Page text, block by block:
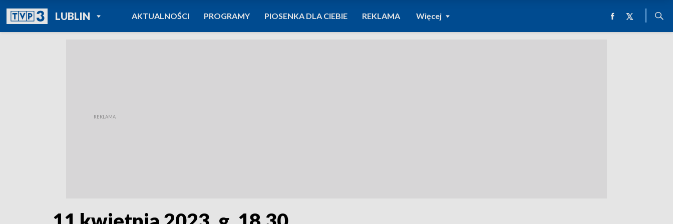
LUBLINPOWRÓT DO
TVP REGIONY
AKTUALNOŚCI PROGRAMY PIOSENKA DLA CIEBIE REKLAMA Więcej